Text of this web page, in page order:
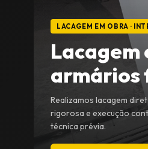
LACAGEM EM OBRA ·
Lacagem
armários
Realizamos lacagem
rigorosa e execução
técnica prévia.